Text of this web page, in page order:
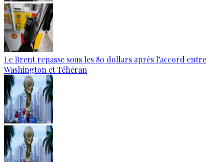
Le Brent repasse sous les 80 dollars après l’accord entre
Washington et Téhéran